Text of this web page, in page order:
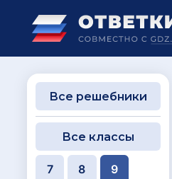
Все решебники
Все классы
7 8 9